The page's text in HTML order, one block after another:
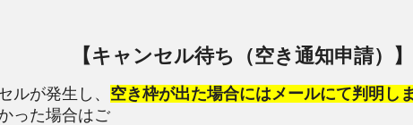
【キャンセル待ち（空き通知申請）】
ルが発生し、 空き枠が出た場合にはメールにて判明し
った場合はご